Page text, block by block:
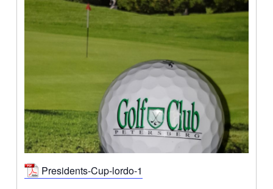
Presidents-Cup-lordo-1